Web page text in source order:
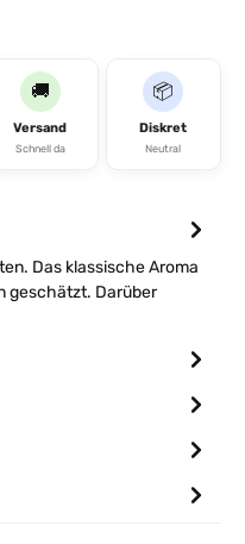
🚚
Versand
Schnell da
📦
Diskret
Neutral
Das klassische Aroma
geschätzt. Darüber